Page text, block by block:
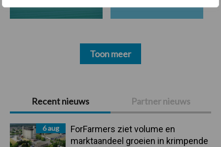
Primaire
Sidebar
Recent nieuws Partner nieuws
6 aug
ForFarmers ziet volume en
marktaandeel groeien in krimpende
Toon meer